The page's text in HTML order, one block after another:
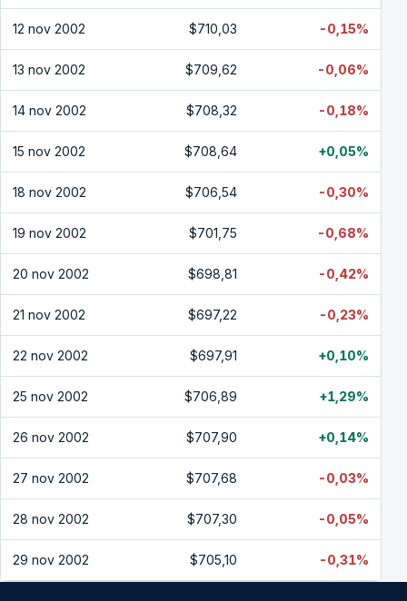
12 nov 2002 $710,03 -0,15%
13 nov 2002 $709,62 -0,06%
14 nov 2002 $708,32 -0,18%
15 nov 2002 $708,64 +0,05%
18 nov 2002 $706,54 -0,30%
19 nov 2002 $701,75 -0,68%
20 nov 2002 $698,81 -0,42%
21 nov 2002 $697,22 -0,23%
22 nov 2002 $697,91 +0,10%
25 nov 2002 $706,89 +1,29%
26 nov 2002 $707,90 +0,14%
27 nov 2002 $707,68 -0,03%
28 nov 2002 $707,30 -0,05%
29 nov 2002 $705,10 -0,31%